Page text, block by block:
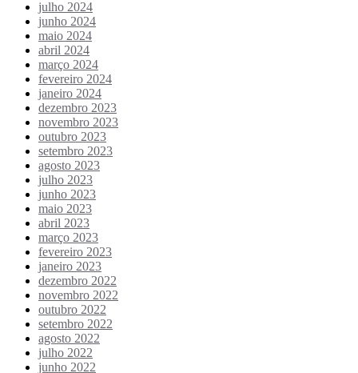
julho 2024
junho 2024
maio 2024
abril 2024
março 2024
fevereiro 2024
janeiro 2024
dezembro 2023
novembro 2023
outubro 2023
setembro 2023
agosto 2023
julho 2023
junho 2023
maio 2023
abril 2023
março 2023
fevereiro 2023
janeiro 2023
dezembro 2022
novembro 2022
outubro 2022
setembro 2022
agosto 2022
julho 2022
junho 2022